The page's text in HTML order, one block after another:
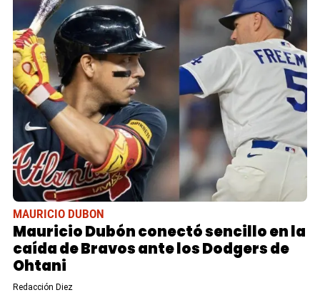
MAURICIO DUBON
Mauricio Dubón conectó sencillo en la
caída de Bravos ante los Dodgers de
Ohtani
Redacción Diez